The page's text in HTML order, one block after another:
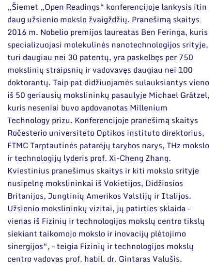
„Šiemet „Open Readings“ konferencijoje lankysis itin
daug užsienio mokslo žvaigždžių. Pranešimą skaitys
2016 m. Nobelio premijos laureatas Ben Feringa, kuris
specializuojasi molekulinės nanotechnologijos srityje,
turi daugiau nei 30 patentų, yra paskelbęs per 750
mokslinių straipsnių ir vadovavęs daugiau nei 100
doktorantų. Taip pat didžiuojamės sulauksiantys vieno
iš 50 geriausių mokslininkų pasaulyje Michael Grätzel,
kuris neseniai buvo apdovanotas Millenium
Technology prizu. Konferencijoje pranešimą skaitys
Ročesterio universiteto Optikos instituto direktorius,
FTMC Tarptautinės patarėjų tarybos narys, THz mokslo
ir technologijų lyderis prof. Xi-Cheng Zhang.
Kviestinius pranešimus skaitys ir kiti mokslo srityje
nusipelnę mokslininkai iš Vokietijos, Didžiosios
Britanijos, Jungtinių Amerikos Valstijų ir Italijos.
Užsienio mokslininkų vizitai, jų patirties sklaida –
vienas iš Fizinių ir technologijos mokslų centro tikslų
siekiant taikomojo mokslo ir inovacijų plėtojimo
sinergijos“, – teigia Fizinių ir technologijos mokslų
centro vadovas prof. habil. dr. Gintaras Valušis.